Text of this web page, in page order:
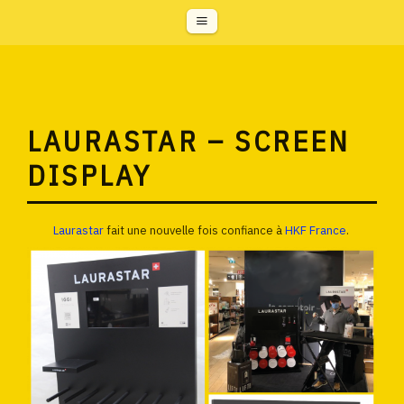
LAURASTAR – SCREEN
DISPLAY
Laurastarfait une nouvelle fois confiance àHKF France.